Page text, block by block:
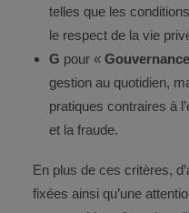
telles que les
le respect de la vie
G pour « Gouvernance
gestion au quotidien,
pratiques contraires à
et la fraude.
En plus de ces critères,
fixées ainsi qu’une